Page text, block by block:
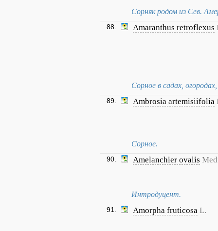
Сорняк родом из Сев.
88. Amaranthus retroflexus
Сорное в садах,
89. Ambrosia artemisiifolia
Сорное.
90. Amelanchier ovalis
Интродуцент.
91. Amorpha fruticosa L.